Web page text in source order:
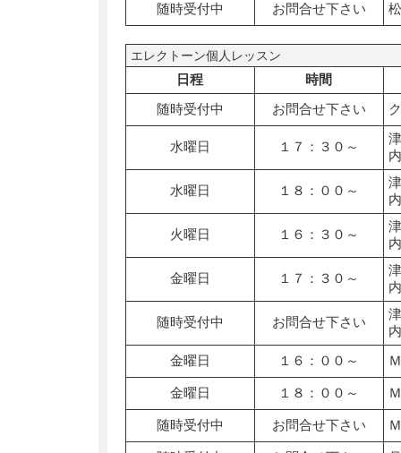
随時受付中 お問合せ下さい
エレクトーン個人レッスン
日程
時間
随時受付中
お問合せ下さい
水曜日 １７：３０～
水曜日 １８：００～
火曜日 １６：３０～
金曜日 １７：３０～
随時受付中 お問合せ下さい
金曜日
１６：００～
金曜日 １８：００～
随時受付中 お問合せ下さい